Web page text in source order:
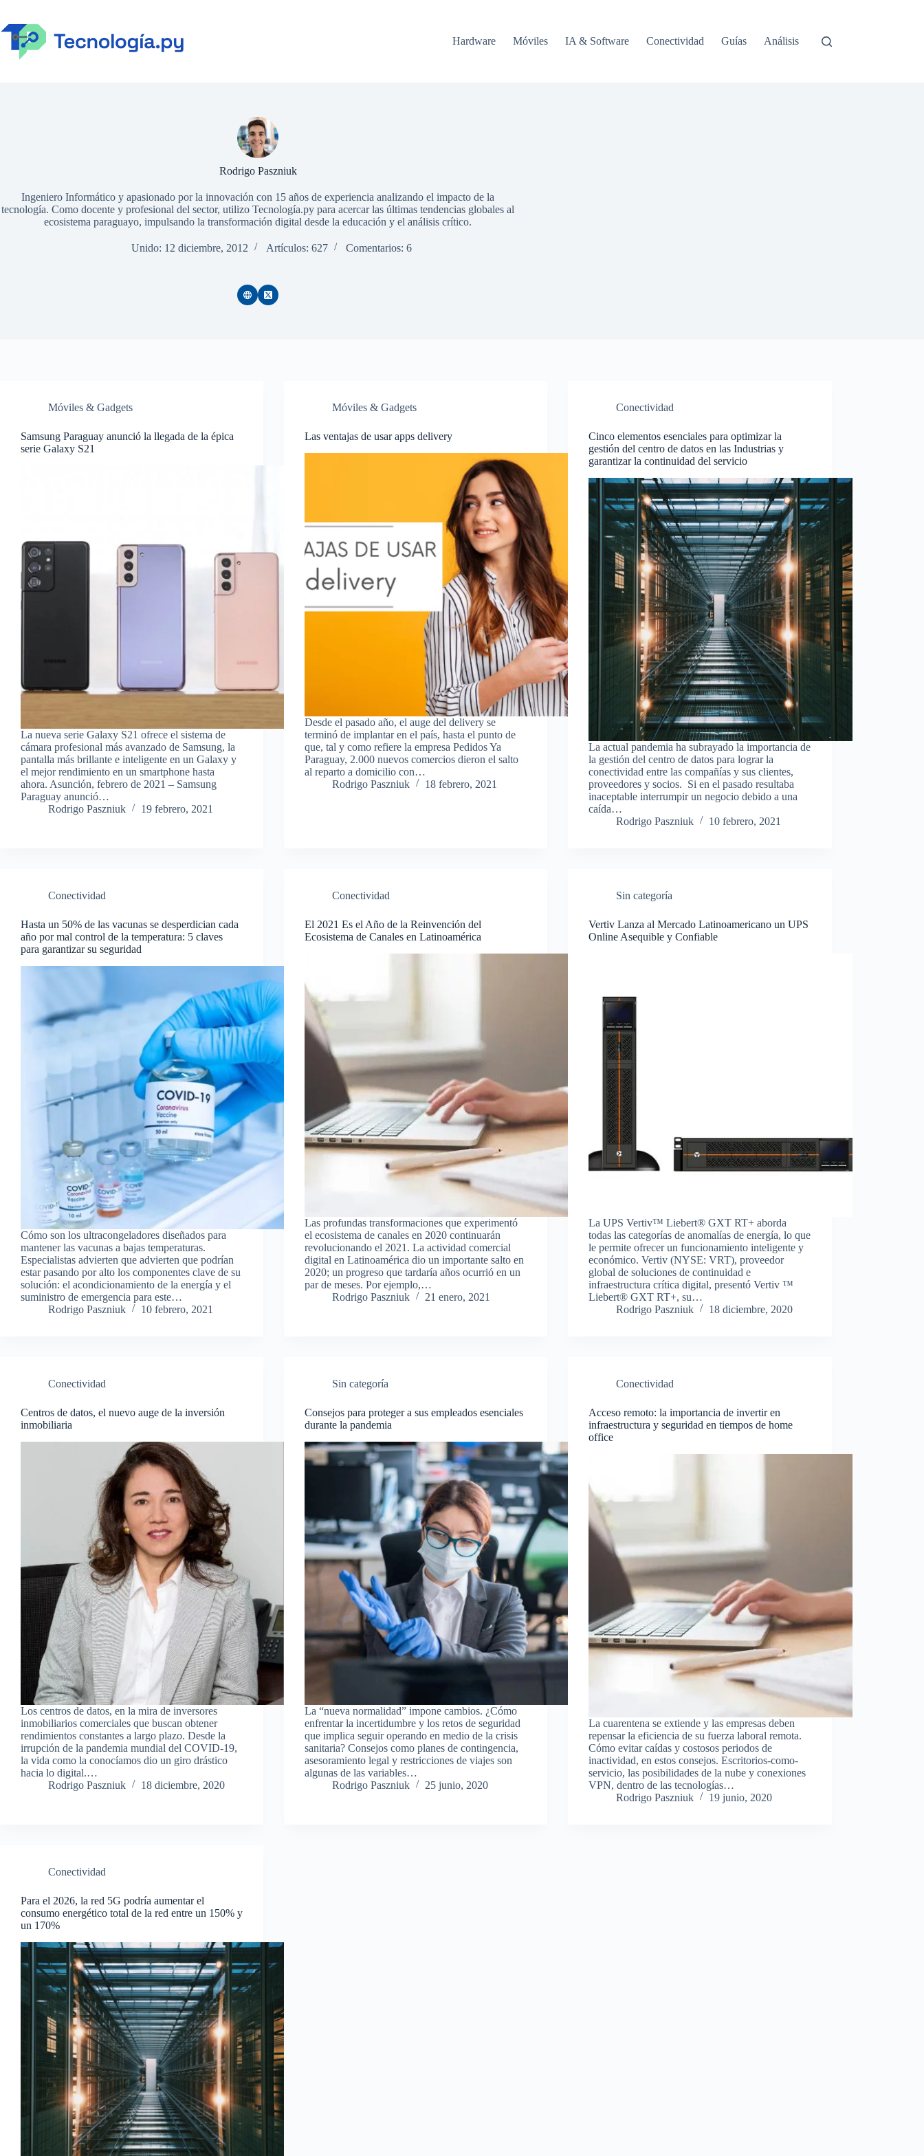
contenido
Hardware
Móviles IA & Software Conectividad Guías Análisis
Rodrigo Paszniuk
Ingeniero Informático y apasionado por la innovación con 15 años de experiencia analizando el impacto de la
tecnología. Como docente y profesional del sector, utilizo Tecnología.py para acercar las últimas tendencias globales al
ecosistema paraguayo, impulsando la transformación digital desde la educación y el análisis crítico.
Unido: 12 diciembre, 2012 Artículos: 627 Comentarios: 6
Móviles & Gadgets
Samsung Paraguay anunció la llegada de la épica
serie Galaxy S21
La nueva serie Galaxy S21 ofrece el sistema de
cámara profesional más avanzado de Samsung, la
pantalla más brillante e inteligente en un Galaxy y
el mejor rendimiento en un smartphone hasta
ahora. Asunción, febrero de 2021 – Samsung
Paraguay anunció…
Rodrigo Paszniuk
19 febrero, 2021
Móviles & Gadgets
Las ventajas de usar apps delivery
Desde el pasado año, el auge del delivery se
terminó de implantar en el país, hasta el punto de
que, tal y como refiere la empresa Pedidos Ya
Paraguay, 2.000 nuevos comercios dieron el salto
al reparto a domicilio con…
Rodrigo Paszniuk
18 febrero, 2021
Conectividad
Cinco elementos esenciales para optimizar la
gestión del centro de datos en las Industrias y
garantizar la continuidad del servicio
La actual pandemia ha subrayado la importancia de
la gestión del centro de datos para lograr la
conectividad entre las compañías y sus clientes,
proveedores y socios. Si en el pasado resultaba
inaceptable interrumpir un negocio debido a una
caída…
Rodrigo Paszniuk
10 febrero, 2021
Conectividad
Hasta un 50% de las vacunas se desperdician cada
año por mal control de la temperatura: 5 claves
para garantizar su seguridad
Cómo son los ultracongeladores diseñados para
mantener las vacunas a bajas temperaturas.
Especialistas advierten que advierten que podrían
estar pasando por alto los componentes clave de su
solución: el acondicionamiento de la energía y el
suministro de emergencia para este…
Rodrigo Paszniuk
10 febrero, 2021
Conectividad
El 2021 Es el Año de la Reinvención del
Ecosistema de Canales en Latinoamérica
Las profundas transformaciones que experimentó
el ecosistema de canales en 2020 continuarán
revolucionando el 2021. La actividad comercial
digital en Latinoamérica dio un importante salto en
2020; un progreso que tardaría años ocurrió en un
par de meses. Por ejemplo,…
Rodrigo Paszniuk
21 enero, 2021
Sin categoría
Vertiv Lanza al Mercado Latinoamericano un UPS
Online Asequible y Confiable
La UPS Vertiv™ Liebert® GXT RT+ aborda
todas las categorías de anomalías de energía, lo que
le permite ofrecer un funcionamiento inteligente y
económico. Vertiv (NYSE: VRT), proveedor
global de soluciones de continuidad e
infraestructura crítica digital, presentó Vertiv ™
Liebert® GXT RT+, su…
Rodrigo Paszniuk
18 diciembre, 2020
Conectividad
Centros de datos, el nuevo auge de la inversión
inmobiliaria
Los centros de datos, en la mira de inversores
inmobiliarios comerciales que buscan obtener
rendimientos constantes a largo plazo. Desde la
irrupción de la pandemia mundial del COVID-19,
la vida como la conocíamos dio un giro drástico
hacia lo digital.…
Rodrigo Paszniuk
18 diciembre, 2020
Sin categoría
Consejos para proteger a sus empleados esenciales
durante la pandemia
La “nueva normalidad” impone cambios. ¿Cómo
enfrentar la incertidumbre y los retos de seguridad
que implica seguir operando en medio de la crisis
sanitaria? Consejos como planes de contingencia,
asesoramiento legal y restricciones de viajes son
algunas de las variables…
Rodrigo Paszniuk
25 junio, 2020
Conectividad
Acceso remoto: la importancia de invertir en
infraestructura y seguridad en tiempos de home
office
La cuarentena se extiende y las empresas deben
repensar la eficiencia de su fuerza laboral remota.
Cómo evitar caídas y costosos periodos de
inactividad, en estos consejos. Escritorios-como-
servicio, las posibilidades de la nube y conexiones
VPN, dentro de las tecnologías…
Rodrigo Paszniuk
19 junio, 2020
Conectividad
Para el 2026, la red 5G podría aumentar el
consumo energético total de la red entre un 150% y
un 170%